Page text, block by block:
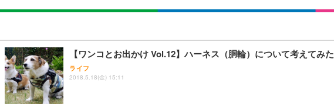
【ワンコとお出かけ Vol.12】ハーネス（胴輪）について考えてみた
ライフ
2018.5.18(金) 15:11